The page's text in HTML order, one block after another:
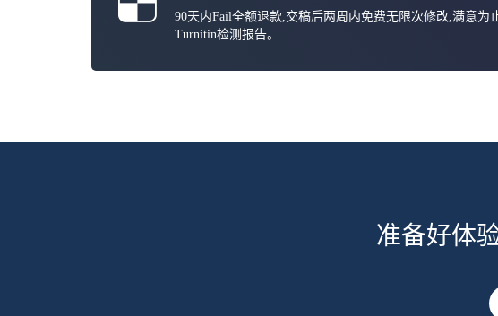
90天内Fail全额退款,交稿后两周内免费无限次修改,满意为
Turnitin检测报告。
准备好体